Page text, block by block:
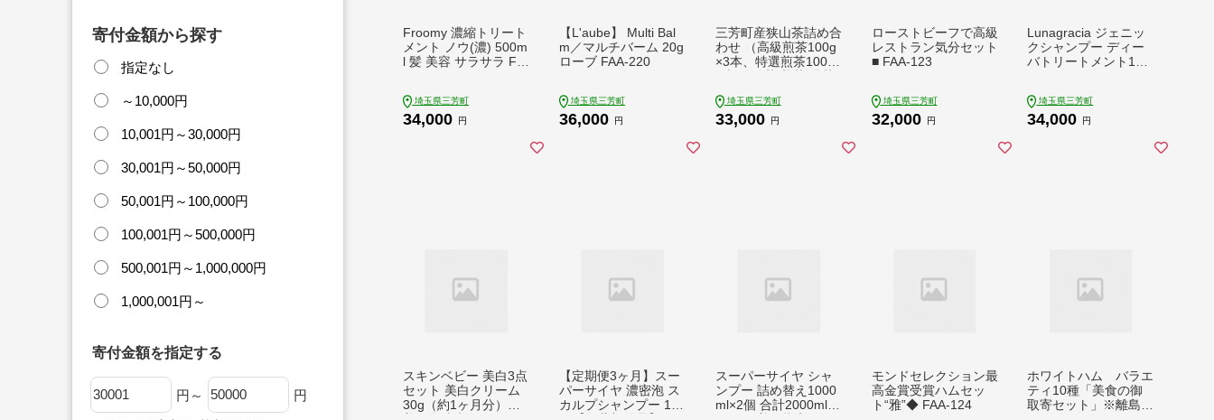
寄付金額から探す
指定なし
～10,000円
10,001円～30,000円
30,001円～50,000円
50,001円～100,000円
100,001円～500,000円
500,001円～1,000,000円
1,000,001円～
寄付金額を指定する
円～ 円
Froomy 濃縮トリート
メント ノウ(濃) 500m
l 髪 美容 サラサラ FA
埼玉県三芳町
34,000 円
【L'aube】 Multi Bal
m／マルチバーム 20g
ローブ FAA-220
埼玉県三芳町
36,000 円
三芳町産狭山茶詰め合
わせ （高級煎茶100g
×3本、特選煎茶100g×
キン 鮮やか 色合い 旨
み 渋み 茶匠の技 国産
埼玉県三芳町
33,000 円
ローストビーフで高級
レストラン気分セット
■ FAA-123
埼玉県三芳町
32,000 円
Lunagracia ジェニッ
クシャンプー ディー
バトリートメント1セ
埼玉県三芳町
34,000 円
スキンベビー 美白3点
セット 美白クリーム
30g（約1ヶ月分）＋
【定期便3ヶ月】スー
パーサイヤ 濃密泡 ス
カルプシャンプー 180
スーパーサイヤ シャ
ンプー 詰め替え1000
ml×2個 合計2000mlセ
モンドセレクション最
高金賞受賞ハムセッ
ト“雅”◆ FAA-124
ホワイトハム バラエ
ティ10種「美食の御
取寄セット」※離島へ